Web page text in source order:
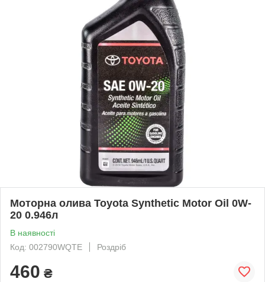
Моторна олива Toyota Synthetic Motor Oil 0W-
20 0.946л
В наявності
Код: 002790WQTE
Роздріб
460 ₴